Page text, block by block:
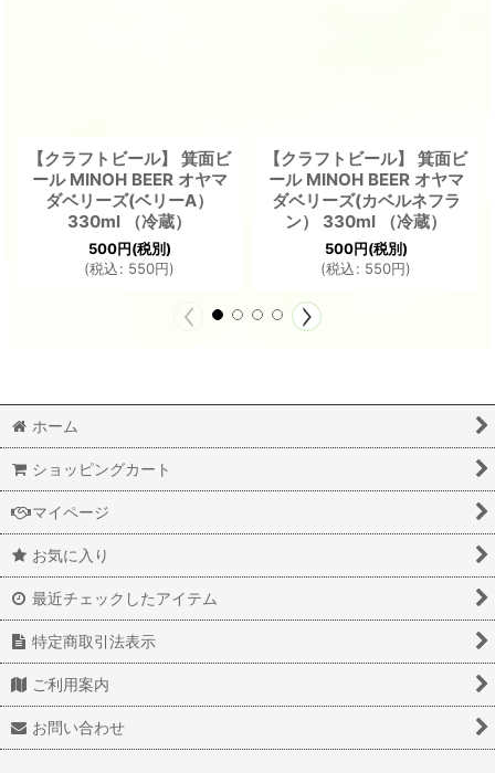
【クラフトビール】 箕面ビ
ール MINOH BEER オヤマ
ダベリーズ(ベリーA）
330ml （冷蔵）
500円(税別)
(税込: 550円)
【クラフトビール】 箕面ビ
ール MINOH BEER オヤマ
ダベリーズ(カベルネフラ
ン） 330ml （冷蔵）
500円(税別)
(税込: 550円)
ホーム
ショッピングカート
マイページ
お気に入り
最近チェックしたアイテム
特定商取引法表示
ご利用案内
お問い合わせ